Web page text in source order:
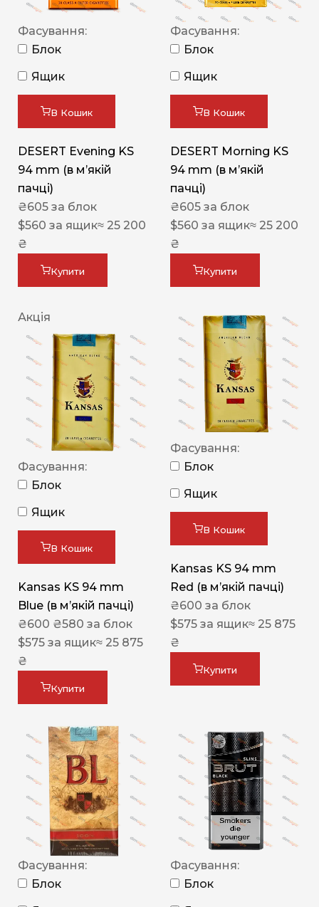
Фасування:
Блок
Ящик
В Кошик
DESERT Evening KS
94 mm (в мʼякій
пачці)
₴605 за блок
$560 за ящик≈ 25 200
₴
Купити
Фасування:
Блок
Ящик
В Кошик
DESERT Morning KS
94 mm (в мʼякій
пачці)
₴605 за блок
$560 за ящик≈ 25 200
₴
Купити
Акція
Фасування:
Блок
Ящик
В Кошик
Kansas KS 94 mm
Blue (в мʼякій пачці)
₴600 ₴580 за блок
$575 за ящик≈ 25 875
₴
Купити
Фасування:
Блок
Ящик
В Кошик
Kansas KS 94 mm
Red (в мʼякій пачці)
₴600 за блок
$575 за ящик≈ 25 875
₴
Купити
Фасування:
Блок
Фасування:
Блок